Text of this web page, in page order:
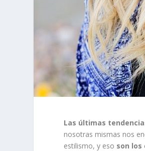
Las últimas
nosotras mismas nos
estilismo, y eso son los